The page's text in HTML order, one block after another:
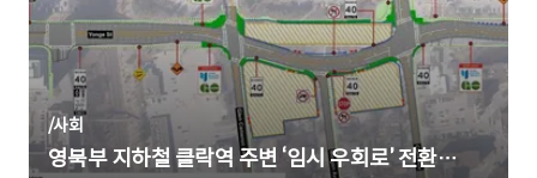
/사회
영북부 지하철 클락역 주변 ‘임시 우회로’ 전환…